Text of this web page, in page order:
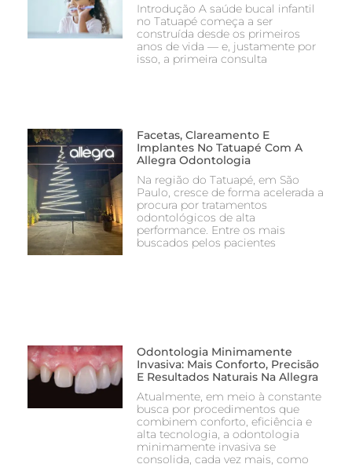
Introdução A saúde bucal infantil
no Tatuapé começa a ser
construída desde os primeiros
anos de vida — e, justamente por
isso, a primeira consulta
Facetas, Clareamento E
Implantes No Tatuapé Com A
Allegra Odontologia
Na região do Tatuapé, em São
Paulo, cresce de forma acelerada a
procura por tratamentos
odontológicos de alta
performance. Entre os mais
buscados pelos pacientes
Odontologia Minimamente
Invasiva: Mais Conforto, Precisão
E Resultados Naturais Na Allegra
Atualmente, em meio à constante
busca por procedimentos que
combinem conforto, eficiência e
alta tecnologia, a odontologia
minimamente invasiva se
consolida, cada vez mais, como